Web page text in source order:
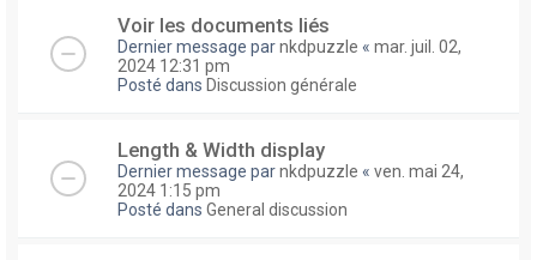
Voir les documents liés
Dernier message parnkdpuzzle « mar. juil. 02,
2024 12:31 pm
Posté dans Discussion générale
Length & Width display
Dernier message parnkdpuzzle « ven. mai 24,
2024 1:15 pm
Posté dans General discussion